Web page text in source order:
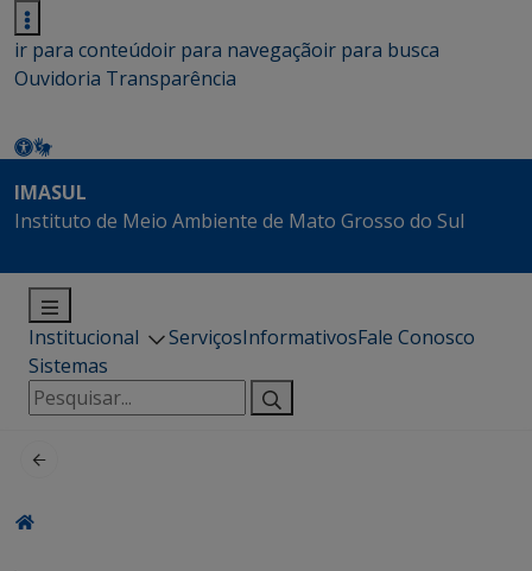
ir para conteúdoir para navegaçãoir para busca
Ouvidoria Transparência
IMASUL
Instituto de Meio Ambiente de Mato Grosso do Sul
Institucional ServiçosInformativosFale Conosco
Sistemas
Pesquisar
por: